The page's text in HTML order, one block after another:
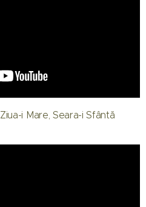
i Mare, Seara-i Sfântă